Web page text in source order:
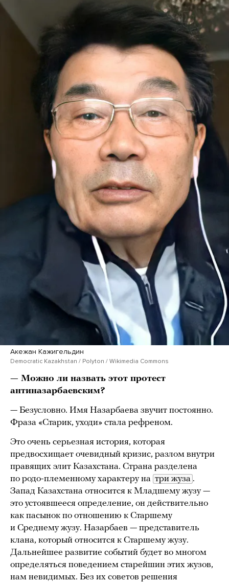
Акежан Кажигельдин
Democratic Kazakhstan / Polyton / Wikimedia Commons
— Можно ли назвать этот протест
антиназарбаевским?
— Безусловно. Имя Назарбаева звучит постоянно.
Фраза «Старик, уходи» стала рефреном.
Это очень серьезная история, которая
предвосхищает очевидный кризис, разлом внутри
правящих элит Казахстана. Страна разделена
по родо-племенному характеру на три жуза .
Запад Казахстана относится к Младшему жузу —
это устоявшееся определение, он действительно
как пасынок по отношению к Старшему
и Среднему жузу. Назарбаев — представитель
клана, который относится к Старшему жузу.
Дальнейшее развитие событий будет во многом
определяться поведением старейшин этих жузов,
нам невидимых. Без их советов решения